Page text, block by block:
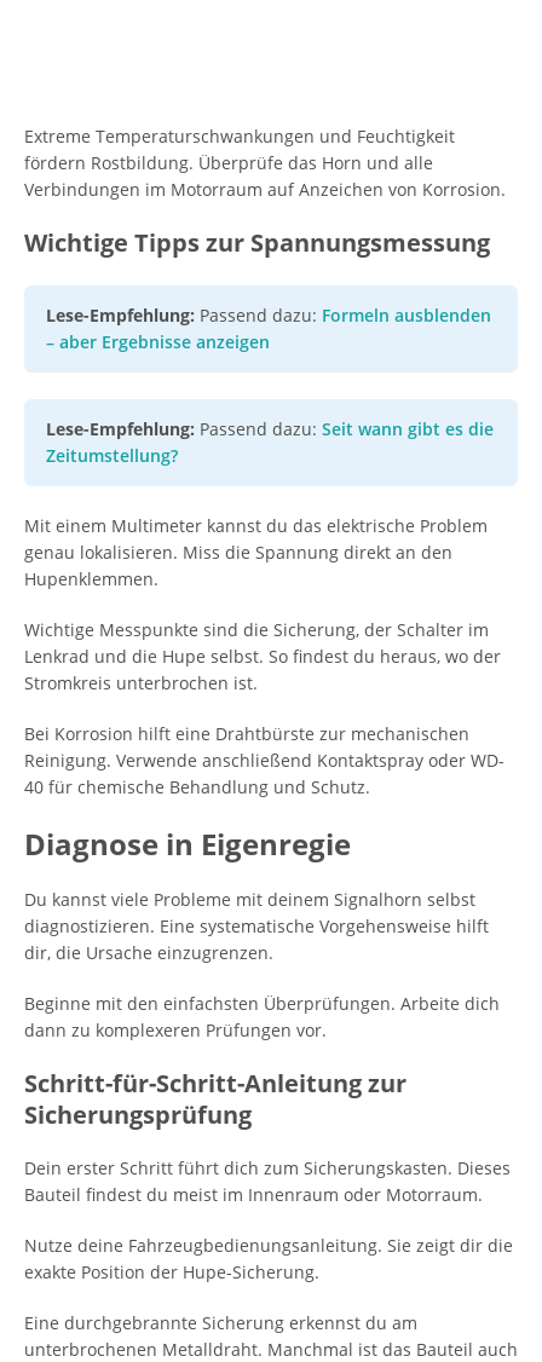
Extreme Temperaturschwankungen und Feuchtigkeit
fördern Rostbildung. Überprüfe das Horn und alle
Verbindungen im Motorraum auf Anzeichen von Korrosion.
Wichtige Tipps zur Spannungsmessung
Lese-Empfehlung: Passend dazu: Formeln ausblenden
– aber Ergebnisse anzeigen
Lese-Empfehlung: Passend dazu: Seit wann gibt es die
Zeitumstellung?
Mit einem Multimeter kannst du das elektrische Problem
genau lokalisieren. Miss die Spannung direkt an den
Hupenklemmen.
Wichtige Messpunkte sind die Sicherung, der Schalter im
Lenkrad und die Hupe selbst. So findest du heraus, wo der
Stromkreis unterbrochen ist.
Bei Korrosion hilft eine Drahtbürste zur mechanischen
Reinigung. Verwende anschließend Kontaktspray oder WD-
40 für chemische Behandlung und Schutz.
Diagnose in Eigenregie
Du kannst viele Probleme mit deinem Signalhorn selbst
diagnostizieren. Eine systematische Vorgehensweise hilft
dir, die Ursache einzugrenzen.
Beginne mit den einfachsten Überprüfungen. Arbeite dich
dann zu komplexeren Prüfungen vor.
Schritt-für-Schritt-Anleitung zur
Sicherungsprüfung
Dein erster Schritt führt dich zum Sicherungskasten. Dieses
Bauteil findest du meist im Innenraum oder Motorraum.
Nutze deine Fahrzeugbedienungsanleitung. Sie zeigt dir die
exakte Position der Hupe-Sicherung.
Eine durchgebrannte Sicherung erkennst du am
unterbrochenen Metalldraht. Manchmal ist das Bauteil auch